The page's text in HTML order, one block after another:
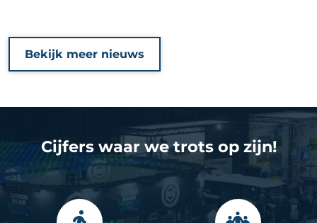
Bekijk meer nieuws
Cijfers waar we trots op zijn!